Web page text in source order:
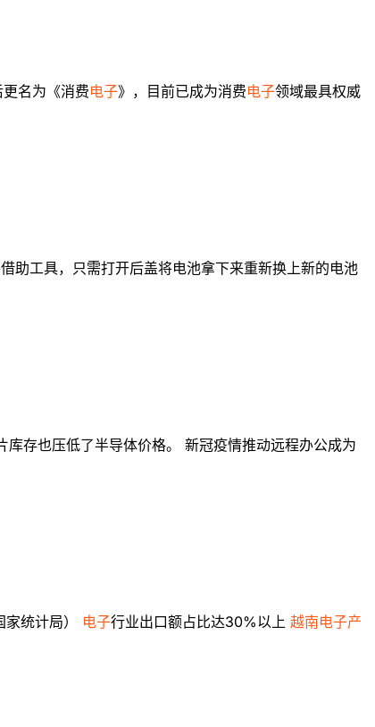
名为《消费电子》，目前已成为消费电子领域最具权威
助工具，只需打开后盖将电池拿下来重新换上新的电池
库存也压低了半导体价格。 新冠疫情推动远程办公成为
统计局） 电子行业出口额占比达30%以上 越南电子产